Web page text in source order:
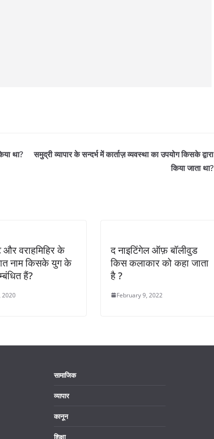
था?
समुद्री व्यापार के सन्दर्भ में कार्ताज़ व्यवस्था का उपयोग किसके द्वारा
किया जाता था?
वराहमिहिर के
नाम किसके युग के
हैं?
2020
द नाइटिंगेल ऑफ़ बॉलीवुड
किस कलाकार को कहा जाता
है ?
February 9, 2022
सामाजिक
व्यापार
कानून
शिक्षा